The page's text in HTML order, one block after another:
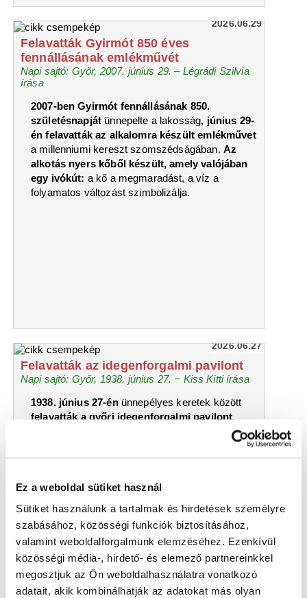
Ez a weboldal sütiket használ
Sütiket használunk a tartalmak és hirdetések személyre
szabásához, közösségi funkciók biztosításához,
valamint weboldalforgalmunk elemzéséhez. Ezenkívül
közösségi média-, hirdető- és elemező partnereinkkel
megosztjuk az Ön weboldalhasználatra vonatkozó
adatait, akik kombinálhatják az adatokat más olyan
2026.06.29
Felavatták Gyirmót 850 éves
fennállásának emlékművét
Napi sajtó: Győr, 2007. június 29. – Légrádi Szilvia
írása
2007-ben Gyirmót fennállásának 850.
születésnapját ünnepelte a lakosság, június 29-
én felavatták az alkalomra készült emlékművet
a millenniumi kereszt szomszédságában. Az
alkotás nyers kőből készült, amely valójában
egy ivókút: a kő a megmaradást, a víz a
folyamatos változást szimbolizálja.
2026.06.27
Felavatták az idegenforgalmi pavilont
Napi sajtó: Győr, 1938. június 27. − Kiss Kitti írása
1938. június 27-énünnepélyes keretek között
felavatták a győri idegenforgalmi pavilont,
amelyről a Győri Nemzeti Hírlap részletesen